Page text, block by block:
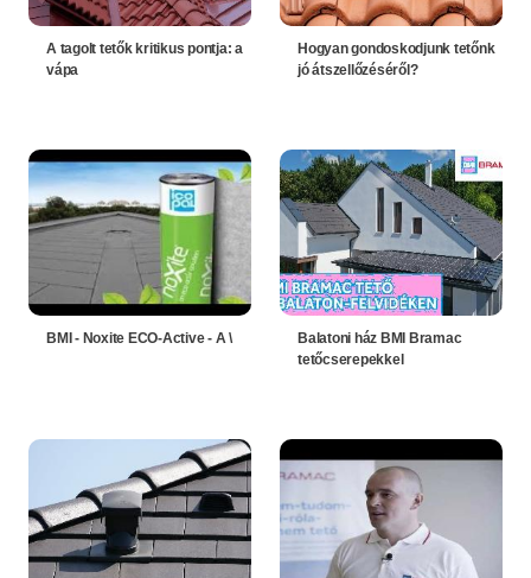
A tagolt tetők kritikus pontja: a
vápa
Hogyan gondoskodjunk tetőnk
jó átszellőzéséről?
BMI - Noxite ECO-Active - A \
Balatoni ház BMI Bramac
tetőcserepekkel